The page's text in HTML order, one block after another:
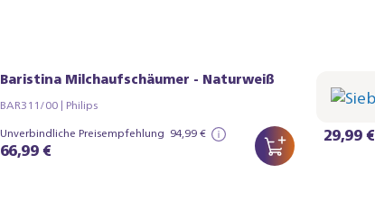
Baristina Milchaufschäumer - Naturweiß
BAR311/00 | Philips
Unverbindliche Preisempfehlung 94,99 €
66,99 €
29,99 €